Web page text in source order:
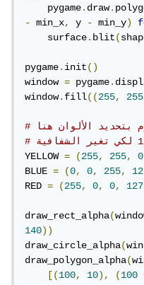
vertical_line.
vertical_line.fill
horizontal_line =
100), pygame.
horizontal_line.
screen
.blit(
تحتاج إلى حلقة لكي لا
    pygame
.draw.
- min_x, y - min_y)
    surface
.blit(
pygame.init()
window = pygame.
window.fill((255,
بتحديد الألوان هنا
YELLOW = (255, 255,
BLUE = (0, 0, 255,
RED = (255, 0, 0,
draw_rect_alpha(
140))
draw_circle_alpha(
draw_polygon_alpha(
[(100, 10), (100